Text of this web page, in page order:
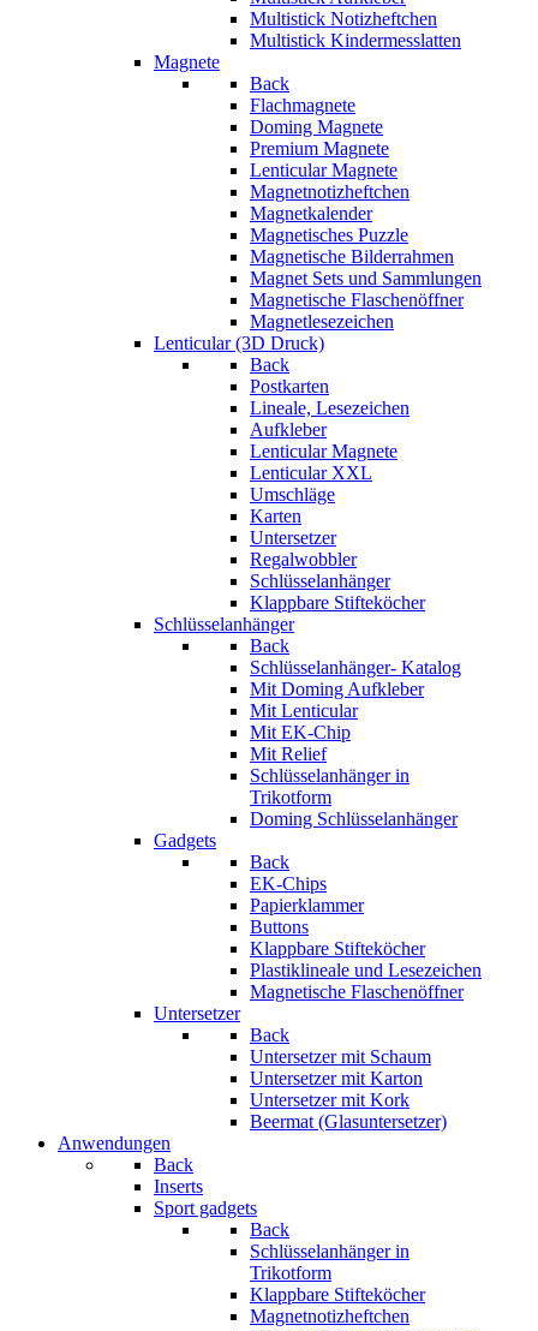
Multistick Notizheftchen
Multistick Kindermesslatten
Magnete
Back
Flachmagnete
Doming Magnete
Premium Magnete
Lenticular Magnete
Magnetnotizheftchen
Magnetkalender
Magnetisches Puzzle
Magnetische Bilderrahmen
Magnet Sets und Sammlungen
Magnetische Flaschenöffner
Magnetlesezeichen
Lenticular (3D Druck)
Back
Postkarten
Lineale, Lesezeichen
Aufkleber
Lenticular Magnete
Lenticular XXL
Umschläge
Karten
Untersetzer
Regalwobbler
Schlüsselanhänger
Klappbare Stifteköcher
Schlüsselanhänger
Back
Schlüsselanhänger- Katalog
Mit Doming Aufkleber
Mit Lenticular
Mit EK-Chip
Mit Relief
Schlüsselanhänger in
Trikotform
Doming Schlüsselanhänger
Gadgets
Back
EK-Chips
Papierklammer
Buttons
Klappbare Stifteköcher
Plastiklineale und Lesezeichen
Magnetische Flaschenöffner
Untersetzer
Back
Untersetzer mit Schaum
Untersetzer mit Karton
Untersetzer mit Kork
Beermat (Glasuntersetzer)
Anwendungen
Back
Inserts
Sport gadgets
Back
Schlüsselanhänger in
Trikotform
Klappbare Stifteköcher
Magnetnotizheftchen